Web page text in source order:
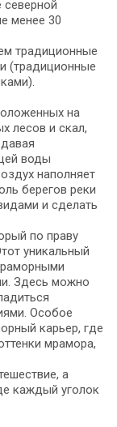
северной
менее 30
традиционные
(традиционные
на
лесов и скал,
воды
наполняет
берегов реки
и сделать
по праву
уникальный
Здесь можно
Особое
карьер, где
мрамора,
а
каждый уголок